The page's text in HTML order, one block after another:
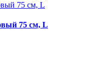
75 см, L